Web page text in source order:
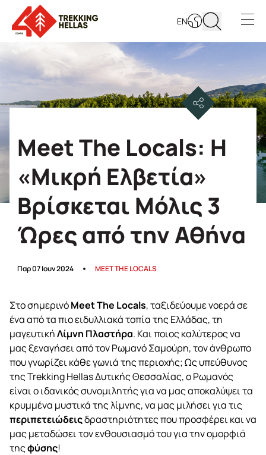
EN
Open
Meet The Locals: Η
«Μικρή Ελβετία»
Βρίσκεται Μόλις 3
Ώρες από την Αθήνα
Παρ 07 Ιουν 2024 MEET THE LOCALS
Στο σημερινόMeetThe Locals, ταξιδεύουμε νοερά σε
ένα από τα πιο ειδυλλιακά τοπία της Ελλάδας, τη
μαγευτικήΛίμνη Πλαστήρα. Και ποιος καλύτερος να
μας ξεναγήσει από τον Ρωμανό Σαμούρη, τον άνθρωπο
που γνωρίζει κάθε γωνιά της περιοχής; Ως υπεύθυνος
της Trekking Hellas Δυτικής Θεσσαλίας, ο Ρωμανός
είναι ο ιδανικός συνομιλητής για να μας αποκαλύψει τα
κρυμμένα μυστικά της λίμνης, να μας μιλήσει για τις
περιπετειώδειςδραστηριότητες που προσφέρει και να
μας μεταδώσει τον ενθουσιασμό του για την ομορφιά
τηςφύσης!